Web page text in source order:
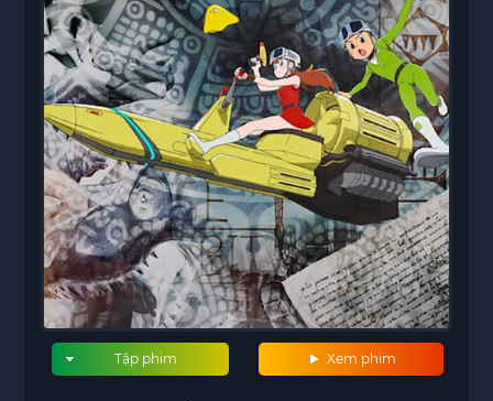
Xem phim
Tập phim